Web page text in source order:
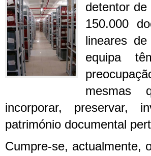
detentor
150.000
lineares
equipa
mesmas
incorporar, preservar,
património documental
Cumpre-se, actualmente,